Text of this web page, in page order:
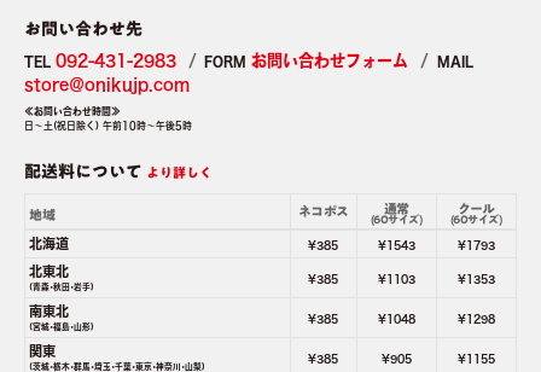
お問い合わせ先
TEL 092-431-2983 FORM お問い合わせフォーム MAIL
store＠onikujp.com
≪お問い合わせ時間≫
日～土(祝日除く) 午前10時～午後5時
配送料について より詳しく
地域 ネコポス 通常
(60サイズ)
クール
(60サイズ)
北海道 ¥385 ¥1543 ¥1793
北東北
(青森･秋田･岩手)
¥385 ¥1103 ¥1353
南東北
(宮城･福島･山形)
¥385 ¥1048 ¥1298
関東
(茨城･栃木･群馬･埼玉･千葉･東京･神奈川･山梨)
¥385 ¥905 ¥1155